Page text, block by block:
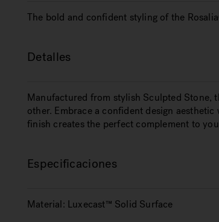
The bold and confident styling of the
Detalles
Manufactured from stylish Sculpted Stone,
other. Embrace a confident design
finish creates the perfect complement to
Especificaciones
Material: Luxecast™ Solid Surface